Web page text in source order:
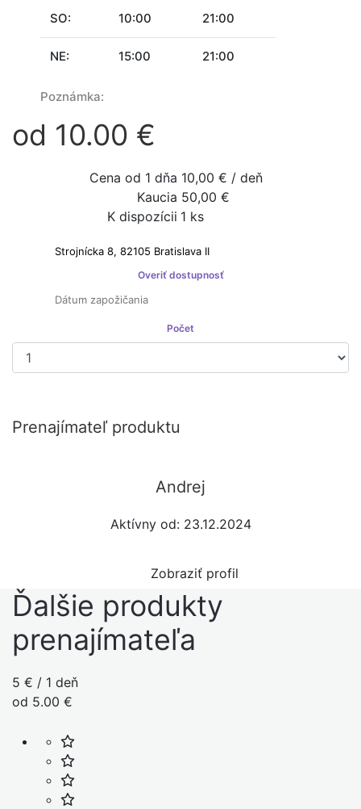
SO: 10:00 21:00
NE: 15:00 21:00
Poznámka:
od 10.00 €
Cena od 1 dňa 10,00 € / deň
Kaucia 50,00 €
K dispozícii 1 ks
Prenajímateľ nie je platcom DPH
Overiť dostupnosť
Počet
Prenajímateľ produktu
Andrej
Aktívny od: 23.12.2024
Zobraziť profil
Ďalšie produkty
prenajímateľa
5 € / 1 deň
od 5.00 €